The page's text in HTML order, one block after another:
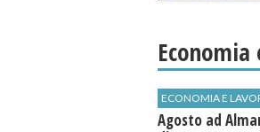
Economia
ECONOMIA E
Agosto ad